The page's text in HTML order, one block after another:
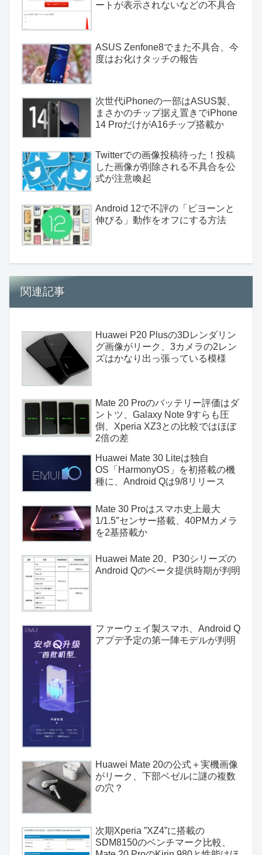
ートが表示されないなどの不具合
ASUS Zenfone8でまた不具合、今
度はお化けタッチの報告
次世代iPhoneの一部はASUS製、
まさかのチップ据え置きでiPhone
14 ProだけがA16チップ搭載か
Twitterでの画像投稿待った！投稿
した画像が削除される不具合を公
式が注意喚起
Android 12で不評の「ビヨーンと
伸びる」動作をオフにする方法
関連記事
Huawei P20 Plusの3Dレンダリン
グ画像がリーク、3カメラの2レン
ズはかなり出っ張っている模様
Mate 20 Proのバッテリー評価はダ
ントツ、Galaxy Note 9すらも圧
倒、Xperia XZ3との比較ではほぼ
2倍の差
Huawei Mate 30 Liteは独自
OS「HarmonyOS」を初搭載の機
種に、Android Qは9/8リリース
Mate 30 Proはスマホ史上最大
1/1.5″センサー搭載、40PMカメラ
を2基搭載か
Huawei Mate 20、P30シリーズの
Android Qのベータ提供時期が判明
ファーウェイ製スマホ、Android Q
アプデ予定の第一陣モデルが判明
Huawei Mate 20の公式＋実機画像
がリーク、下部ベゼルに謎の複数
の穴？
次期Xperia ”XZ4”に搭載の
SDM8150のベンチマーク比較、